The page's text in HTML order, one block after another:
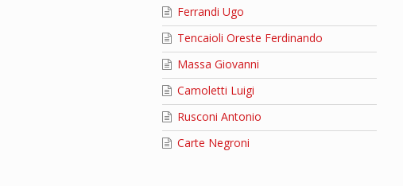
Ferrandi Ugo
Tencaioli Oreste Ferdinando
Massa Giovanni
Camoletti Luigi
Rusconi Antonio
Carte Negroni